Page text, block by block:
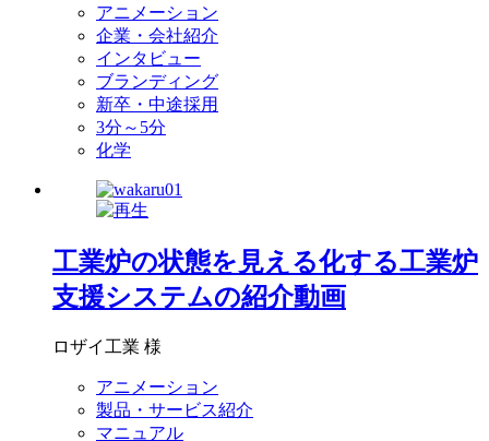
アニメーション
企業・会社紹介
インタビュー
ブランディング
新卒・中途採用
3分～5分
化学
工業炉の状態を見える化する工業炉
支援システムの紹介動画
ロザイ工業 様
アニメーション
製品・サービス紹介
マニュアル